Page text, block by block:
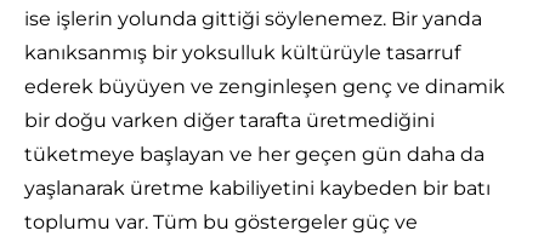
ise işlerin yolunda gittiği söylenemez. Bir yanda
kanıksanmış bir yoksulluk kültürüyle tasarruf
ederek büyüyen ve zenginleşen genç ve dinamik
bir doğu varken diğer tarafta üretmediğini
tüketmeye başlayan ve her geçen gün daha da
yaşlanarak üretme kabiliyetini kaybeden bir batı
toplumu var. Tüm bu göstergeler güç ve